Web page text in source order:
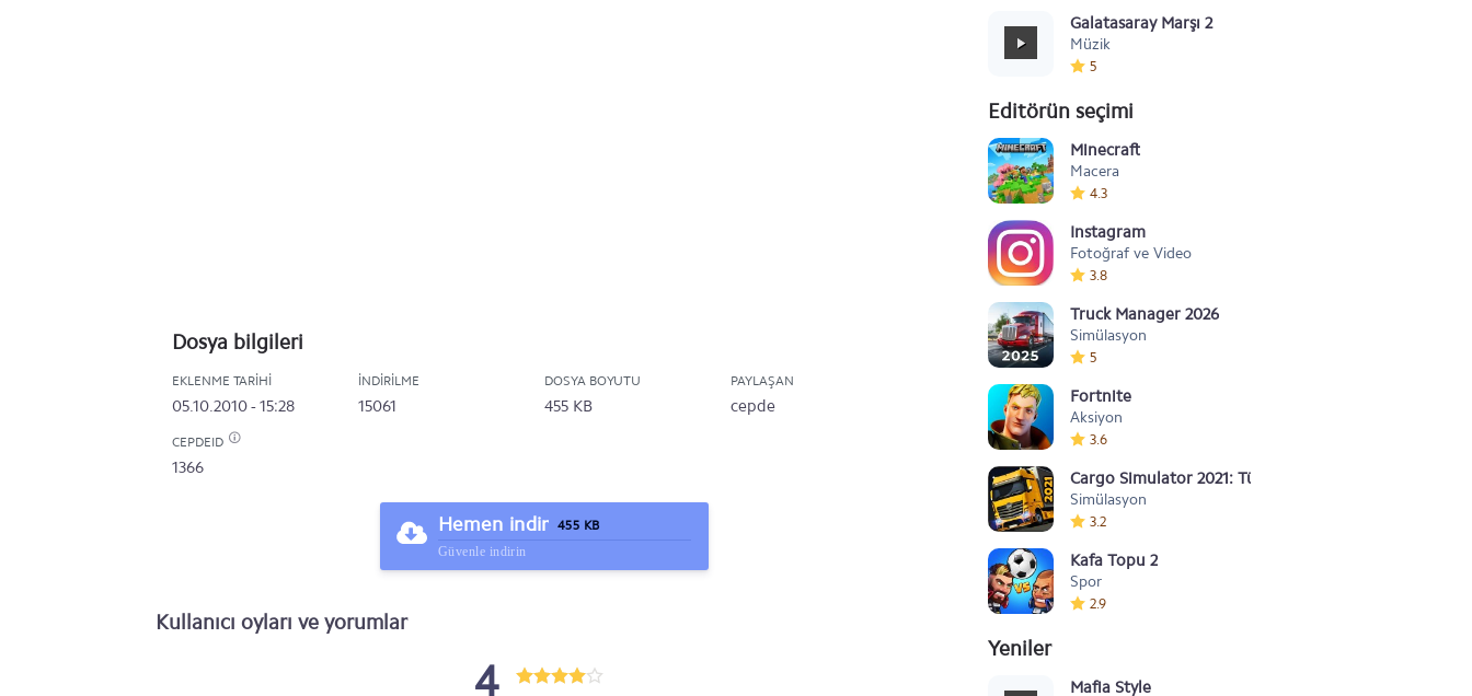
Dosya bilgileri
EKLENME TARIHI
05.10.2010 - 15:28
İNDIRILME
15061
DOSYA BOYUTU
455 KB
PAYLAŞAN
cepde
CEPDEID
1366
Hemen indir 455 KB
Güvenle indirin
Galatasaray Marşı 2
Müzik
5
Editörün seçimi
Minecraft
Macera
4.3
Instagram
Fotoğraf ve Video
3.8
Truck Manager 2026
Simülasyon
5
Fortnite
Aksiyon
3.6
Cargo Simulator 2021: Türkiye
Simülasyon
3.2
Kafa Topu 2
Spor
2.9
Yeniler
Mafia Style
Kullanıcı oyları ve yorumlar
4